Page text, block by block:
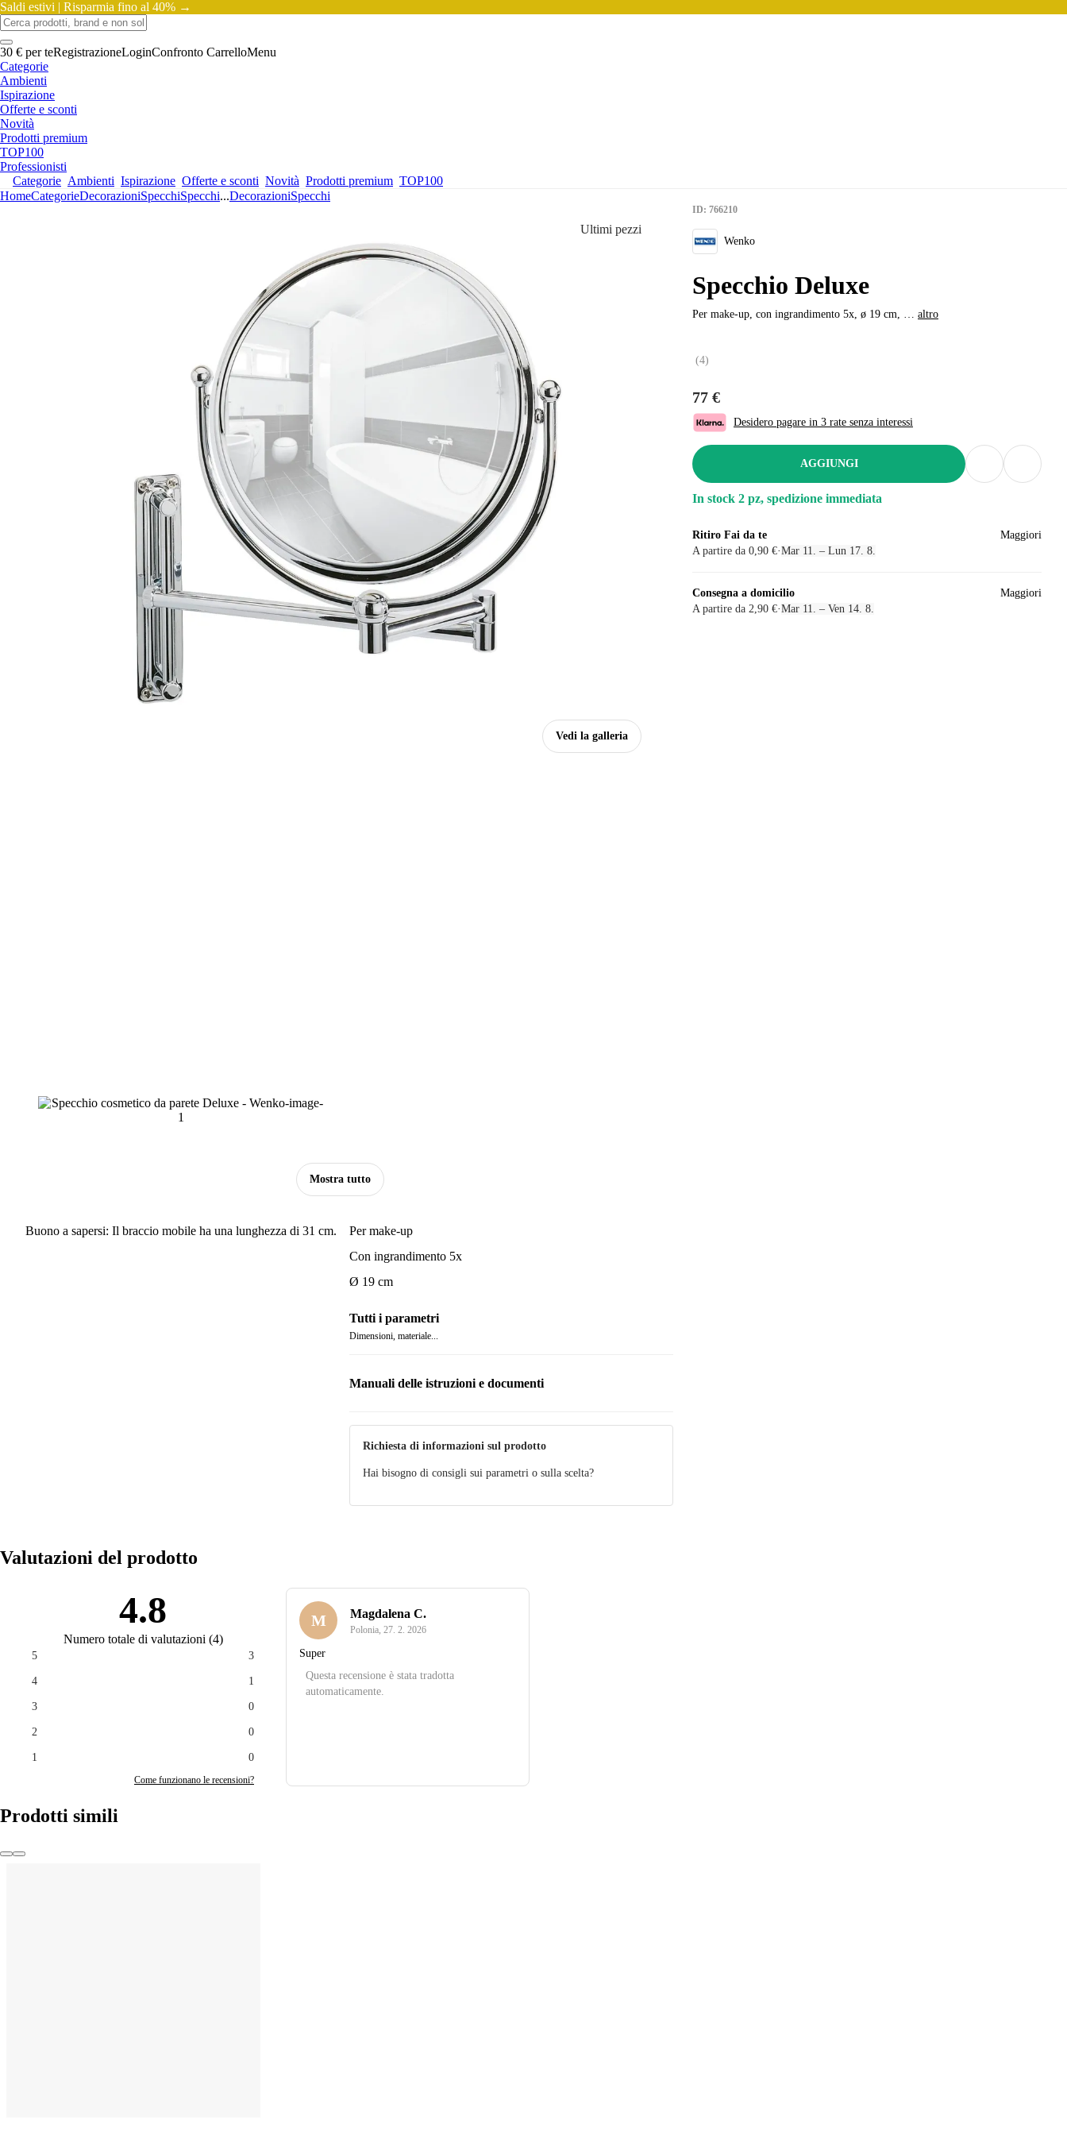
Saldi estivi | Risparmia fino al 40% →
30 € per teRegistrazioneLoginConfronto CarrelloMenu
Categorie
Ambienti
Ispirazione
Offerte e sconti
Novità
Prodotti premium
TOP100
Professionisti
Categorie Ambienti Ispirazione Offerte e sconti Novità Prodotti premium TOP100
HomeCategorieDecorazioniSpecchiSpecchi...DecorazioniSpecchi
Vedi la galleria
Mostra tutto
Ultimi pezzi
ID: 766210
Wenko
Specchio Deluxe
Per make-up, con ingrandimento 5x, ø 19 cm, … altro
(4)
77 €
Desidero pagare in 3 rate senza interessi
AGGIUNGI
In stock 2 pz, spedizione immediata
Ritiro Fai da te
A partire da 0,90 €·Mar 11. – Lun 17. 8.
Maggiori
Consegna a domicilio
A partire da 2,90 €·Mar 11. – Ven 14. 8.
Maggiori
Buono a sapersi: Il braccio mobile ha una lunghezza di 31 cm.
Per make-up
Con ingrandimento 5x
Ø 19 cm
Tutti i parametri
Dimensioni, materiale...
Manuali delle istruzioni e documenti
Richiesta di informazioni sul prodotto
Hai bisogno di consigli sui parametri o sulla scelta?
Valutazioni del prodotto
4.8
Numero totale di valutazioni (4)
5 3
4 1
3 0
2 0
1 0
Come funzionano le recensioni?
M Magdalena C.
Polonia, 27. 2. 2026
Super
Questa recensione è stata tradotta
automaticamente.
Prodotti simili